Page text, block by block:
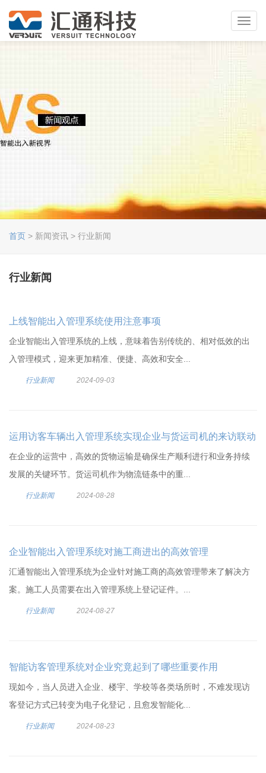
首页 > 新闻资讯 > 行业新闻
行业新闻
上线智能出入管理系统使用注意事项
企业智能出入管理系统的上线，意味着告别传统的、相对低效的出
入管理模式，迎来更加精准、便捷、高效和安全...
行业新闻 2024-09-03
运用访客车辆出入管理系统实现企业与货运司机的来访联动
在企业的运营中，高效的货物运输是确保生产顺利进行和业务持续
发展的关键环节。货运司机作为物流链条中的重...
行业新闻 2024-08-28
企业智能出入管理系统对施工商进出的高效管理
汇通智能出入管理系统为企业针对施工商的高效管理带来了解决方
案。施工人员需要在出入管理系统上登记证件。...
行业新闻 2024-08-27
智能访客管理系统对企业究竟起到了哪些重要作用
现如今，当人员进入企业、楼宇、学校等各类场所时，不难发现访
客登记方式已转变为电子化登记，且愈发智能化...
行业新闻 2024-08-23